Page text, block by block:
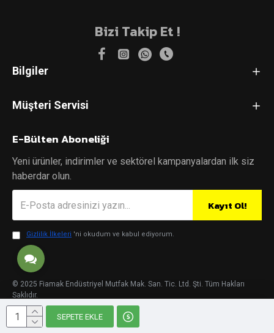
SEPETE EKLE
Bizi Takip Et !
Bilgiler
Müşteri Servisi
E-Bülten Aboneliği
Yeni ürünler, indirimler ve sektörel kampanyalardan ilk siz
haberdar olun.
Kayıt Ol!
Gizlilik İlkeleri 'ni okudum ve kabul ediyorum.
© 2025 Fiamak Endüstriyel Mutfak Mak. San. Tic. Ltd. Şti. Tüm Hakları
Saklıdır.